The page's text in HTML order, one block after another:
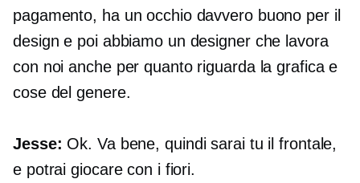
pagamento, ha un occhio davvero buono per il
design e poi abbiamo un designer che lavora
con noi anche per quanto riguarda la grafica e
cose del genere.
Jesse: Ok. Va bene, quindi sarai tu ilfrontale,
e potrai giocare con i fiori.